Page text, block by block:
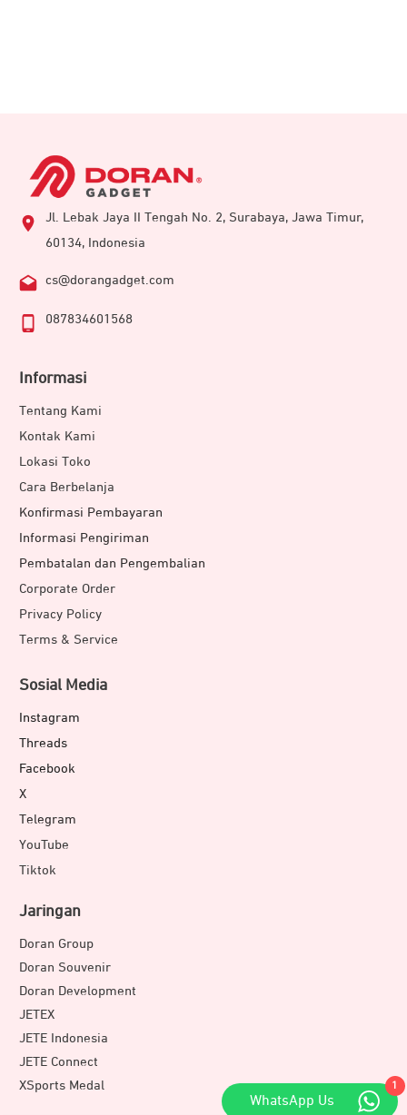
Jl. Lebak Jaya II Tengah No. 2, Surabaya, Jawa Timur,
60134, Indonesia
cs@dorangadget.com
087834601568
Informasi
Tentang Kami
Kontak Kami
Lokasi Toko
Cara Berbelanja
Konfirmasi Pembayaran
Informasi Pengiriman
Pembatalan dan Pengembalian
Corporate Order
Privacy Policy
Terms & Service
Sosial Media
Instagram
Threads
Facebook
X
Telegram
YouTube
Tiktok
Jaringan
Doran Group
Doran Souvenir
Doran Development
JETEX
JETE Indonesia
JETE Connect
XSports Medal
1
WhatsApp Us